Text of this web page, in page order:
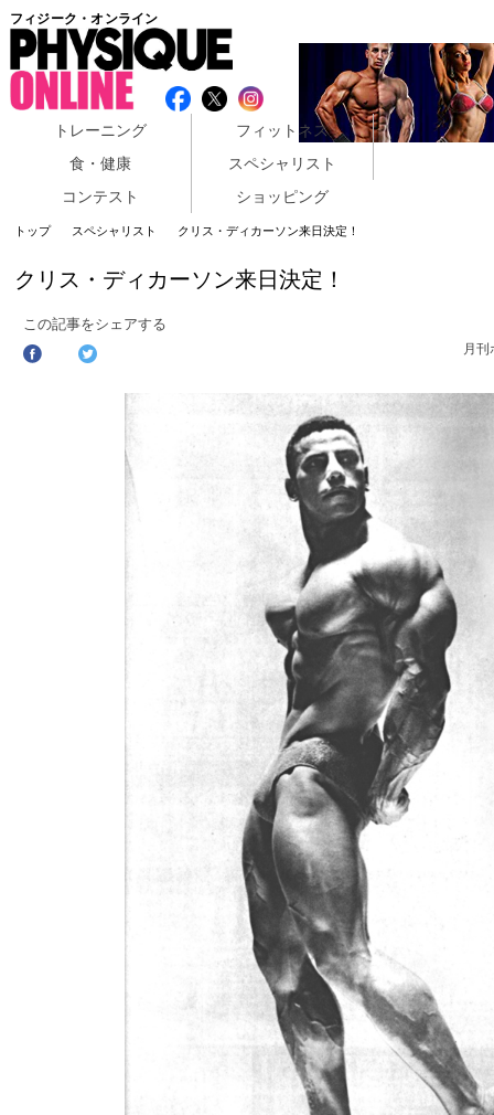
フィジーク・オンライン
トレーニング
フィットネス
食・健康
スペシャリスト
コンテスト
ショッピング
トップ スペシャリスト クリス・ディカーソン来日決定！
クリス・ディカーソン来日決定！
この記事をシェアする
月